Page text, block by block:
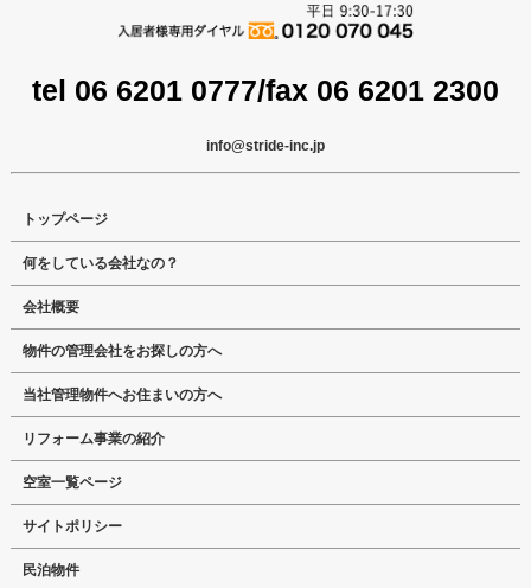
tel 06 6201 0777/fax 06 6201 2300
info@stride-inc.jp
トップページ
何をしている会社なの？
会社概要
物件の管理会社をお探しの方へ
当社管理物件へお住まいの方へ
リフォーム事業の紹介
空室一覧ページ
サイトポリシー
民泊物件